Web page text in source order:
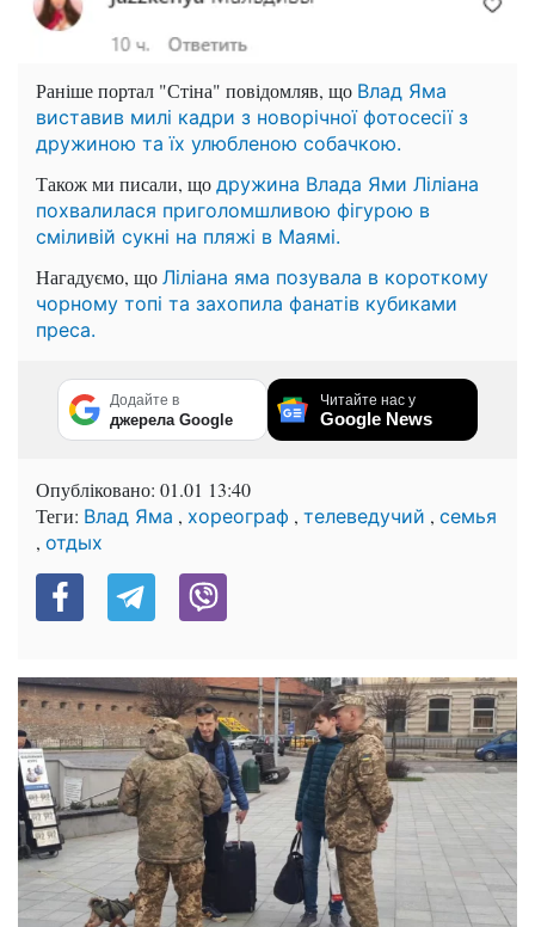
Раніше портал "Стіна" повідомляв, що Влад Яма
виставив милі кадри з новорічної фотосесії з
дружиною та їх улюбленою собачкою.
Також ми писали, що дружина Влада Ями Ліліана
похвалилася приголомшливою фігурою в
сміливій сукні на пляжі в Маямі.
Нагадуємо, що Ліліана яма позувала в короткому
чорному топі та захопила фанатів кубиками
преса.
Додайте в
джерела Google
Читайте нас у
Google News
Опубліковано: 01.01 13:40
Теги: Влад Яма , хореограф , телеведучий , семья
, отдых